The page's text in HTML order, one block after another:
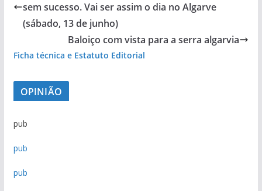
sem sucesso. Vai ser assim o dia no Algarve
(sábado, 13 de junho)
Baloiço com vista para a serra algarvia
Ficha técnica e Estatuto Editorial
OPINIÃO
pub
pub
pub